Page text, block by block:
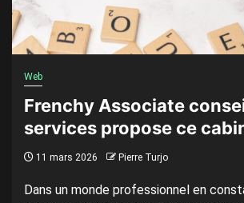
Web
Frenchy Associate
services propose ce
11 mars 2026 Pierre Turjo
Dans un monde professionnel en